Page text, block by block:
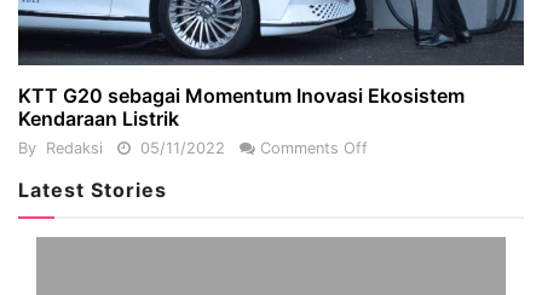
KTT G20 sebagai Momentum Inovasi Ekosistem
Kendaraan Listrik
By Redaksi 05/11/2022 Comments Off
Latest Stories